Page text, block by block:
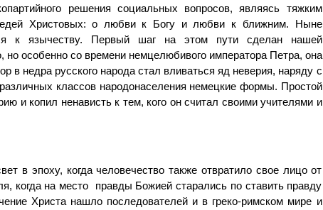
решения социальных вопросов, являясь тяжким
Христовых: о любви к Богу и любви к ближним. Ныне
к язычеству. Первый шаг на этом пути сделан нашей
но особенно со времени немцелюбивого императора Петра, она
в недра русского народа стал вливаться яд неверия, наряду с
классов народонаселения немецкие формы. Простой
и копил ненависть к тем, кого он считал своими учителями и
в эпоху, когда человечество также отвратило свое лицо от
когда на место правды Божией старались по­ ставить правду
Христа нашло последователей и в греко-римском мире и